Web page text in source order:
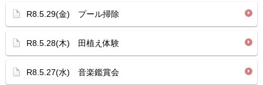
R8.5.29(金) プール掃除
R8.5.28(木) 田植え体験
R8.5.27(水) 音楽鑑賞会